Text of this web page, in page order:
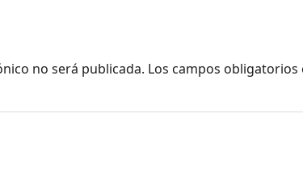
no será publicada. Los campos